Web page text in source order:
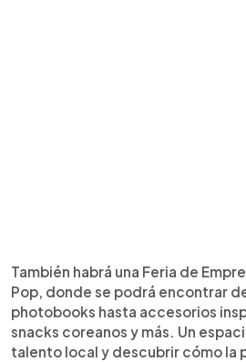
También habrá una Feria de
Pop, donde se podrá encontrar
photobooks hasta accesorios
snacks coreanos y más. Un
talento local y descubrir cómo la